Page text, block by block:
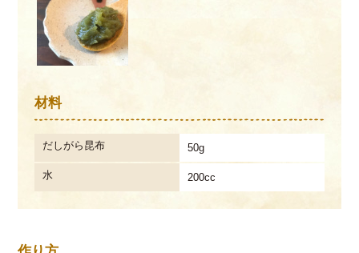
材料
だしがら昆布 50g
水 200cc